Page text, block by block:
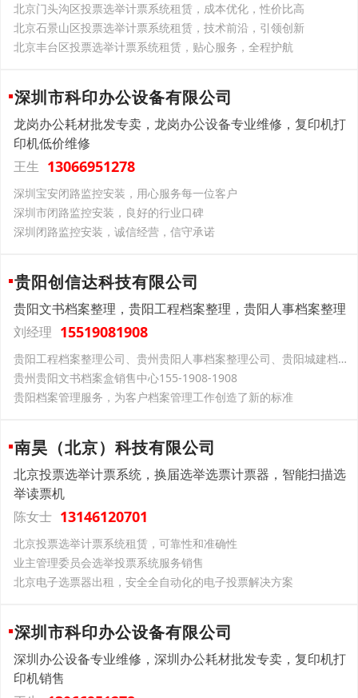
北京门头沟区投票选举计票系统租赁，成本优化，性价比高​
北京石景山区投票选举计票系统租赁，技术前沿，引领创新​
北京丰台区投票选举计票系统租赁，贴心服务，全程护航​
深圳市科印办公设备有限公司
龙岗办公耗材批发专卖，龙岗办公设备专业维修，复印机打
印机低价维修
王生 13066951278
深圳宝安闭路监控安装，用心服务每一位客户
深圳市闭路监控安装，良好的行业口碑
深圳闭路监控安装，诚信经营，信守承诺
贵阳创信达科技有限公司
贵阳文书档案整理，贵阳工程档案整理，贵阳人事档案整理
刘经理 15519081908
贵阳工程档案整理公司、贵州贵阳人事档案整理公司、贵阳城建档案整理公司
贵州贵阳文书档案盒销售中心155-1908-1908
贵阳档案管理服务，为客户档案管理工作创造了新的标准
南昊（北京）科技有限公司
北京投票选举计票系统，换届选举选票计票器，智能扫描选
举读票机
陈女士 13146120701
北京投票选举计票系统租赁，可靠性和准确性
业主管理委员会选举投票系统服务销售
北京电子选票器出租，安全全自动化的电子投票解决方案
深圳市科印办公设备有限公司
深圳办公设备专业维修，深圳办公耗材批发专卖，复印机打
印机销售